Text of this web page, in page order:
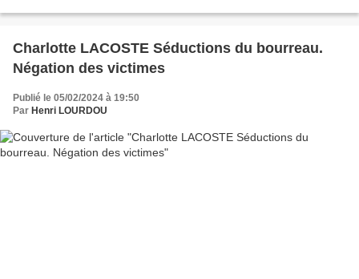
Charlotte LACOSTE Séductions du bourreau.
Négation des victimes
Publié le 05/02/2024 à 19:50
Par Henri LOURDOU